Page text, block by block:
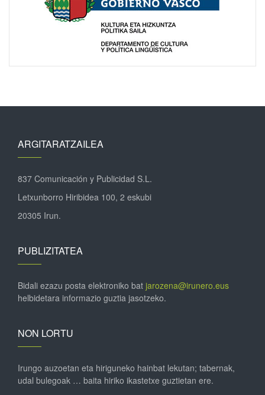
ARGITARATZAILEA
837 Comunicación y Publicidad S.L.
Letxunborro Hiribidea 100, 2 eskubi
20305 Irun.
PUBLIZITATEA
Bidali ezazu posta elektroniko bat jarozena@irunero.eus
helbidetara informazio guztia jasotzeko.
NON LORTU
Irungo auzoetan eta hiriguneko hainbat lekutan; tabernak,
udal bulegoak … baita hiriko ikastetxe guztietan ere.